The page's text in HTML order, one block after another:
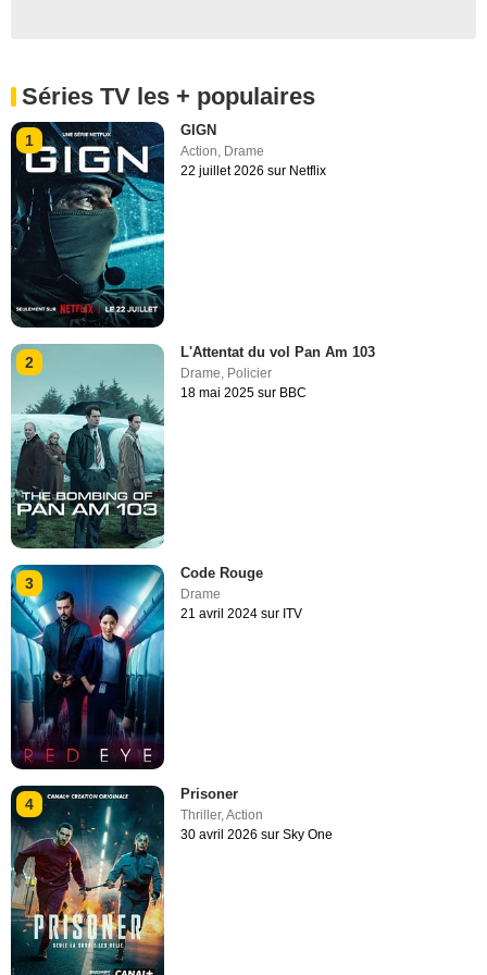
Séries TV les + populaires
1
GIGN
Action, Drame
22 juillet 2026 sur Netflix
2
L'Attentat du vol Pan Am 103
Drame Policier
18 mai 2025 sur BBC
3
Code Rouge
Drame
21 avril 2024 sur ITV
4
Prisoner
Thriller,Action
30 avril 2026 sur Sky One